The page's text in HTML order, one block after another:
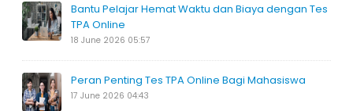
Bantu Pelajar Hemat Waktu dan Biaya dengan Tes
TPA Online
18 June 2026 05:57
Peran Penting Tes TPA Online Bagi Mahasiswa
17 June 2026 04:43